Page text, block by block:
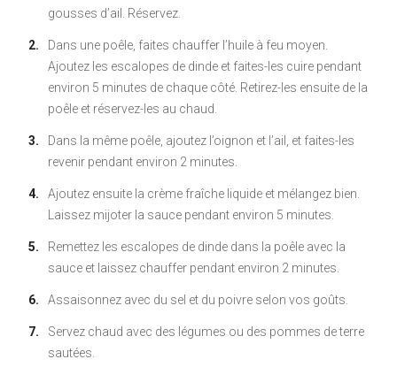
gousses d’ail. Réservez.
Dans une poêle, faites chauffer l’huile à feu moyen.
Ajoutez les escalopes de dinde et faites-les cuire pendant
environ 5 minutes de chaque côté. Retirez-les ensuite de la
poêle et réservez-les au chaud.
Dans la même poêle, ajoutez l’oignon et l’ail, et faites-les
revenir pendant environ 2 minutes.
Ajoutez ensuite la crème fraîche liquide et mélangez bien.
Laissez mijoter la sauce pendant environ 5 minutes.
Remettez les escalopes de dinde dans la poêle avec la
sauce et laissez chauffer pendant environ 2 minutes.
Assaisonnez avec du sel et du poivre selon vos goûts.
Servez chaud avec des légumes ou des pommes de terre
sautées.